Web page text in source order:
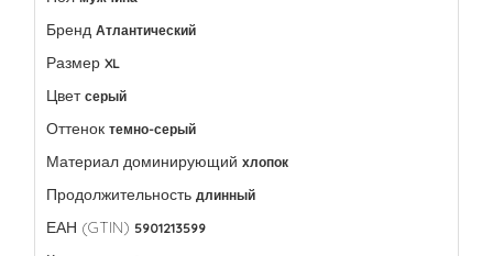
Бренд Атлантический
Размер XL
Цвет серый
Оттенок темно-серый
Материал доминирующий хлопок
Продолжительность длинный
ЕАН (GTIN) 5901213599